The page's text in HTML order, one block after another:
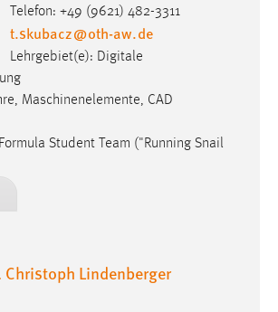
Telefon: +49 (9621) 482-3311
t.skubacz@oth-aw.de
Lehrgebiet(e): Digitale
Maschinenelemente, CAD
Student Team ("Running Snail
Christoph Lindenberger